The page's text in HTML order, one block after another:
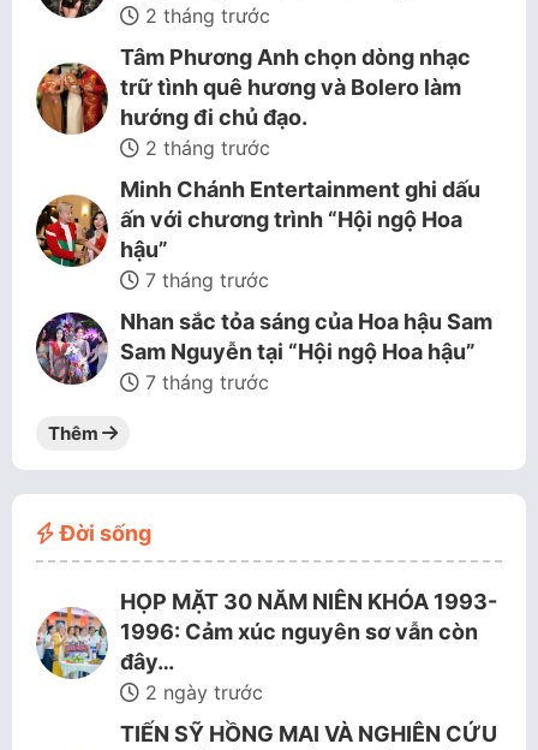
2 tháng trước
Tâm Phương Anh chọn dòng nhạc
trữ tình quê hương và Bolero làm
hướng đi chủ đạo.
2 tháng trước
Minh Chánh Entertainment ghi dấu
ấn với chương trình “Hội ngộ Hoa
hậu”
7 tháng trước
Nhan sắc tỏa sáng của Hoa hậu Sam
Sam Nguyễn tại “Hội ngộ Hoa hậu”
7 tháng trước
Thêm
Đời sống
HỌP MẶT 30 NĂM NIÊN KHÓA 1993-
1996: Cảm xúc nguyên sơ vẫn còn
đây…
2 ngày trước
TIẾN SỸ HỒNG MAI VÀ NGHIÊN CỨU